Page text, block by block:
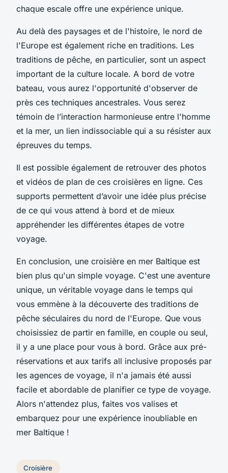
chaque escale offre une expérience unique.
Au delà des paysages et de l'histoire, le nord de
l'Europe est également riche en traditions. Les
traditions de pêche, en particulier, sont un aspect
important de la culture locale. A bord de votre
bateau, vous aurez l'opportunité d'observer de
près ces techniques ancestrales. Vous serez
témoin de l’interaction harmonieuse entre l'homme
et la mer, un lien indissociable qui a su résister aux
épreuves du temps.
Il est possible également de retrouver des photos
et vidéos de plan de ces croisières en ligne. Ces
supports permettent d’avoir une idée plus précise
de ce qui vous attend à bord et de mieux
appréhender les différentes étapes de votre
voyage.
En conclusion, une croisière en mer Baltique est
bien plus qu'un simple voyage. C'est une aventure
unique, un véritable voyage dans le temps qui
vous emmène à la découverte des traditions de
pêche séculaires du nord de l'Europe. Que vous
choisissiez de partir en famille, en couple ou seul,
il y a une place pour vous à bord. Grâce aux pré-
réservations et aux tarifs all inclusive proposés par
les agences de voyage, il n'a jamais été aussi
facile et abordable de planifier ce type de voyage.
Alors n'attendez plus, faites vos valises et
embarquez pour une expérience inoubliable en
mer Baltique !
Croisière